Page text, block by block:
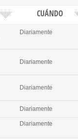
CUÁNDO
Diariamente
Diariamente
Diariamente
Diariamente
Diariamente